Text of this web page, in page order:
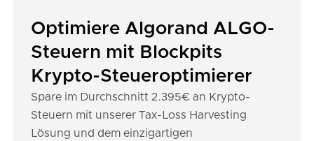
Optimiere Algorand ALGO-
Steuern mit Blockpits
Krypto-Steueroptimierer
Spare im Durchschnitt 2.395€ an Krypto-
Steuern mit unserer Tax-Loss Harvesting
Lösung und dem einzigartigen